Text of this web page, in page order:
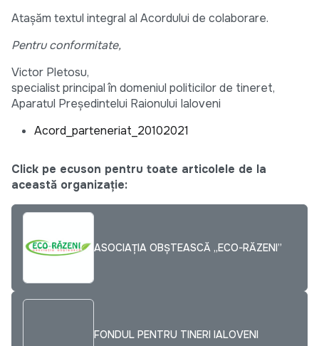
Atașăm textul integral al Acordului de colaborare.
Pentru conformitate,
Victor Pletosu,
specialist principal în domeniul politicilor de tineret,
Aparatul Președintelui Raionului Ialoveni
Acord_parteneriat_20102021
Click pe ecuson pentru toate articolele de la
această organizație:
ASOCIAȚIA OBȘTEASCĂ „ECO-RĂZENI”
FONDUL PENTRU TINERI IALOVENI